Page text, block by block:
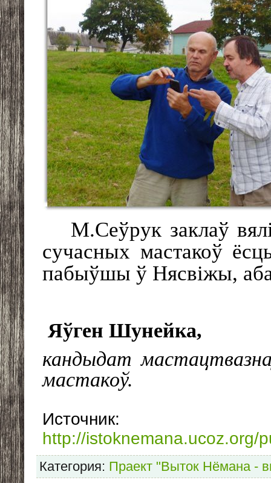
М.Сеўрук заклаў
сучасных мастакоў
пабыўшы ў Нясвіжы,
Яўген Шунейка,
кандыдат
мастакоў.
Источник:
http://istoknemana.ucoz.org/
Категория: Праект "Выток Нёмана -